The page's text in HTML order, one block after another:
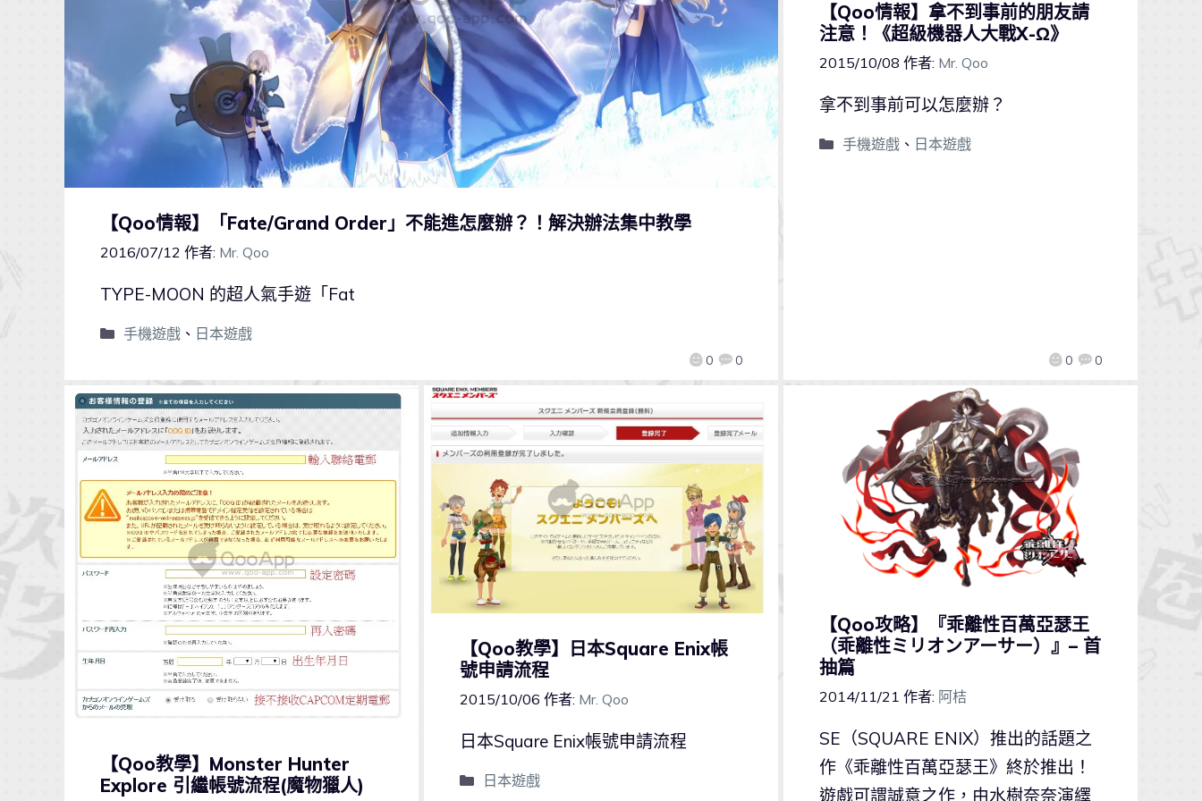
【Qoo情報】「Fate/Grand Order」不能進怎麼辦？！解決辦法集中教學
2016/07/12 作者: Mr. Qoo
0 0
TYPE-MOON 的超人氣手遊「Fat
手機遊戲、 日本遊戲
【Qoo情報】拿不到事前的朋友請
注意！《超級機器人大戰X-Ω》
2015/10/08 作者: Mr. Qoo
0 0
拿不到事前可以怎麼辦？
手機遊戲、 日本遊戲
【Qoo教學】Monster Hunter
Explore 引繼帳號流程(魔物獵人)
【Qoo教學】日本Square Enix帳
號申請流程
2015/10/06 作者: Mr. Qoo
日本Square Enix帳號申請流程
日本遊戲
【Qoo攻略】『乖離性百萬亞瑟王
（乖離性ミリオンアーサー）』– 首
抽篇
2014/11/21 作者: 阿桔
SE（SQUARE ENIX）推出的話題之
作《乖離性百萬亞瑟王》終於推出！
遊戲可謂誠意之作，由水樹奈奈演繹